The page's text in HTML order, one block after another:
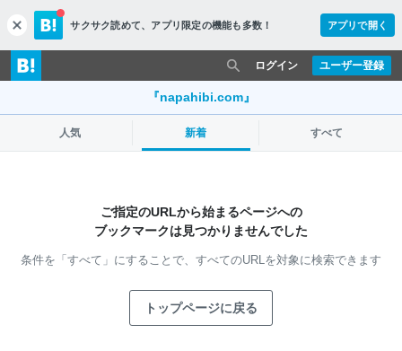
c
l
o
s
サクサク読めて、 アプリ限定の機能も多数！ アプリで開く
ユーザー登録
ログイン
『napahibi.com』
人気 新着 すべて
ご指定のURLから始まるページへの
ブックマークは見つかりませんでした
条件を「すべて」にすることで、 すべてのURLを対象に検索できます
トップページに戻る